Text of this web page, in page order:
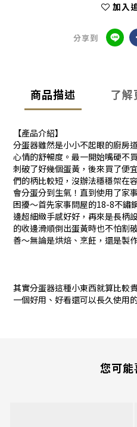
加入
分享到
商品描述 了解
【產品介紹】
分蛋器雖然是小小不起眼的廚房
心情的舒暢度。最一開始嘴硬不
刺破了好幾個蛋黃，後來買了便
們的柄比較短，沒辦法穩穩架
會分蛋分到生氣！直到使用了家
困擾～首先家事問屋的18-8不鏽
邊超細緻手感好好，再來是長柄
的收邊滑順倒出蛋黃時也不怕割
善～無論是烘焙、烹飪，還是製
其實分蛋器這種小東西就算比較
一個好用、好看還可以長久使用
您可